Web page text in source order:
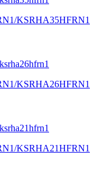
KSRHA35HFRN1
KSRHA26HFRN1
KSRHA21HFRN1